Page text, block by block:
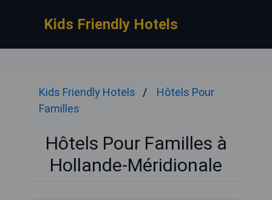
Kids Friendly Hotels
Kids Friendly Hotels
Hôtels Pour
Familles
Hôtels Pour Familles à
Hollande-Méridionale